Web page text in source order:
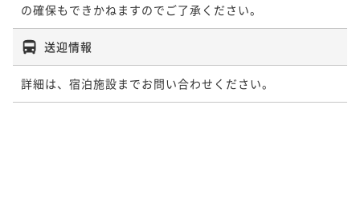
の確保もできかねますのでご了承ください。
送迎情報
詳細は、宿泊施設までお問い合わせください。